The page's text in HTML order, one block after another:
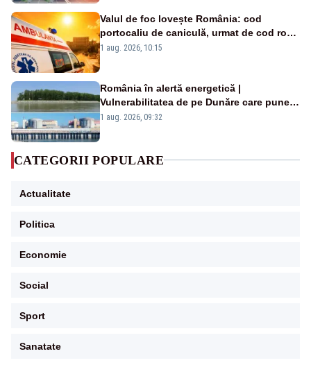
Valul de foc lovește România: cod
portocaliu de caniculă, urmat de cod roșu
duminică. Temperaturile urcă spre 40°C
1 aug. 2026, 10:15
România în alertă energetică |
Vulnerabilitatea de pe Dunăre care pune
în pericol Centrala Cernavodă era
1 aug. 2026, 09:32
CATEGORII POPULARE
Actualitate
Politica
Economie
Social
Sport
Sanatate